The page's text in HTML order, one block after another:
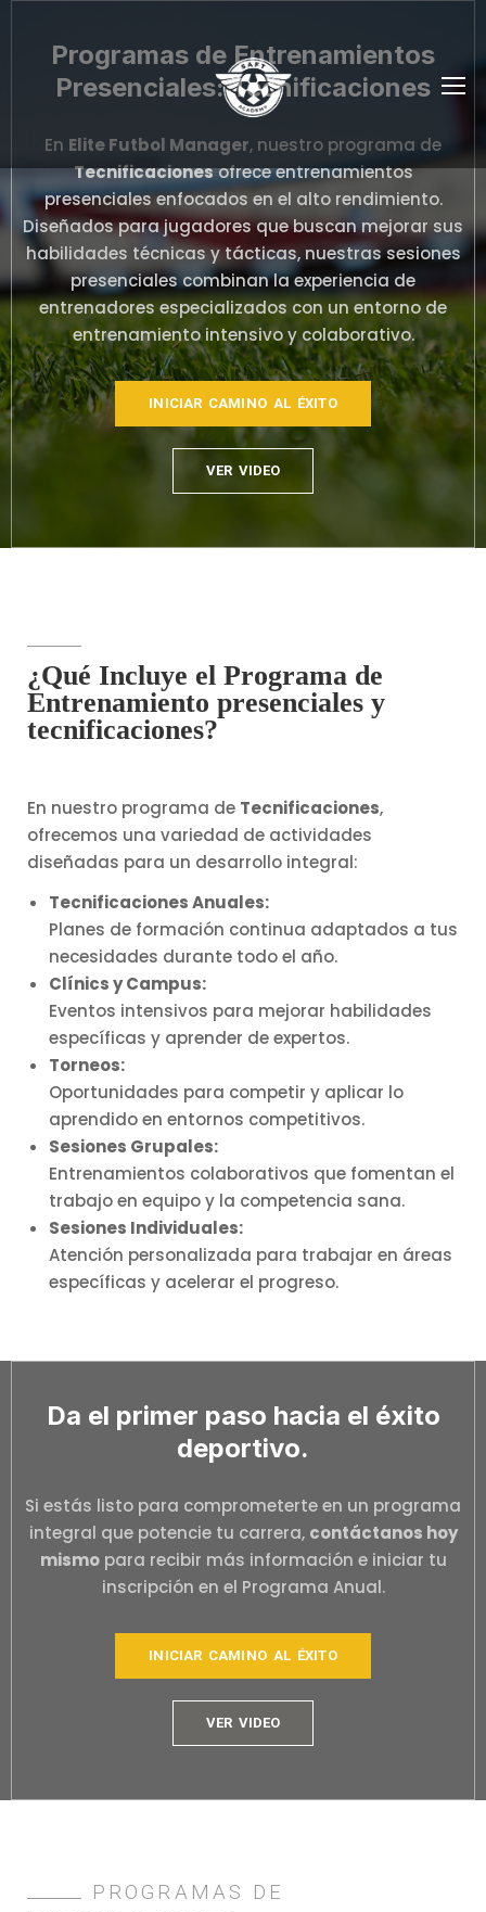
Programas de Entrenamientos
Presenciales: Tecnificaciones
En Elite Futbol Manager, nuestro programa de
Tecnificacionesofrece entrenamientos
presenciales enfocados en el alto rendimiento.
Diseñados para jugadores que buscan mejorar sus
habilidades técnicas y tácticas, nuestras sesiones
presenciales combinan la experiencia de
entrenadores especializados con un entorno de
entrenamiento intensivo y colaborativo.
INICIAR CAMINO AL ÉXITO
VER VIDEO
¿Qué Incluye el Programa de
Entrenamiento presenciales y
tecnificaciones?
En nuestro programa de Tecnificaciones,
ofrecemos una variedad de actividades
diseñadas para un desarrollo integral:
Tecnificaciones Anuales:
Planes de formación continua adaptados a tus
necesidades durante todo el año.
Clínics y Campus:
Eventos intensivos para mejorar habilidades
específicas y aprender de expertos.
Torneos:
Oportunidades para competir y aplicar lo
aprendido en entornos competitivos.
Sesiones Grupales:
Entrenamientos colaborativos que fomentan el
trabajo en equipo y la competencia sana.
Sesiones Individuales:
Atención personalizada para trabajar en áreas
específicas y acelerar el progreso.
Da el primer paso hacia el éxito
deportivo.
Si estás listo para comprometerte en un programa
integral que potencie tu carrera, contáctanos hoy
mismopara recibir más información e iniciar tu
inscripción en el Programa Anual.
INICIAR CAMINO AL ÉXITO
VER VIDEO
PROGRAMAS DE